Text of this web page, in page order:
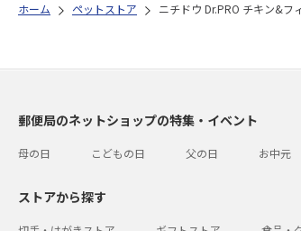
ホーム ペットストア ニチドウ Dr.PRO チキン&
郵便局のネットショップの特集・イベント
母の日 こどもの日 父の日 お中元
ストアから探す